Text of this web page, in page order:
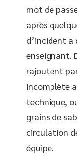
mot de
après
d’incident a
enseignant.
rajoutent
incomplète
technique,
grains de
circulation
équipe.